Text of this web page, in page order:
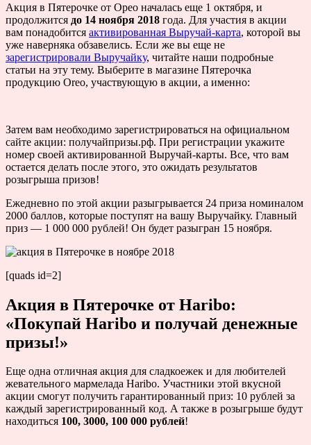
Акция в Пятерочке от Орео началась еще 1 октября, и
продолжится до 14 ноября 2018 года. Для участия в акции
вам понадобится активированная Выручай-карта, которой вы
уже наверняка обзавелись. Если же вы еще не
зарегистрировали Выручайку, читайте наши подробные
статьи на эту тему. Выберите в магазине Пятерочка
продукцию Oreo, участвующую в акции, а именно:
Затем вам необходимо зарегистрироваться на официальном
сайте акции: получайпризы.рф. При регистрации укажите
номер своей активированной Выручай-карты. Все, что вам
остается делать после этого, это ожидать результатов
розыгрыша призов!
Ежедневно по этой акции разыгрывается 24 приза номиналом
2000 баллов, которые поступят на вашу Выручайку. Главный
приз — 1 000 000 рублей! Он будет разыгран 15 ноября.
[quads id=2]
Акция в Пятерочке от Haribo:
«Покупай Haribo и получай денежные
призы!»
Еще одна отличная акция для сладкоежек и для любителей
жевательного мармелада Haribo. Участники этой вкусной
акции смогут получить гарантированный приз: 10 рублей за
каждый зарегистрированный код. А также в розыгрыше будут
находиться 100, 3000, 100 000 рублей!